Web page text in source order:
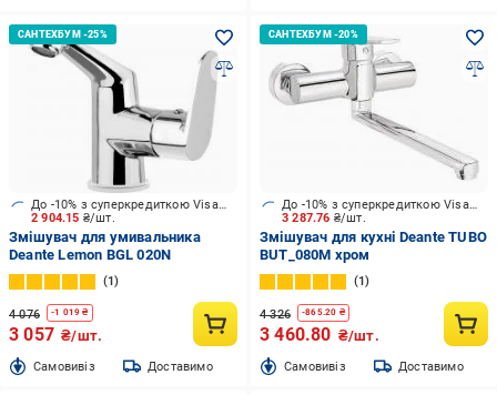
2 904.15 ₴/шт.
До -10% з суперкредиткою Visa Вигода
Змішувач для умивальника
Deante Lemon BGL 020N
1
4 076 -1 019 ₴
3 057 ₴/шт.
Cамовивіз Доставимо
3 287.76 ₴/шт.
До -10% з суперкредиткою Visa Вигода
Змішувач для кухні Deante TUBO
BUT_080M хром
1
4 326 -865.20 ₴
3 460.80 ₴/шт.
Cамовивіз Доставимо